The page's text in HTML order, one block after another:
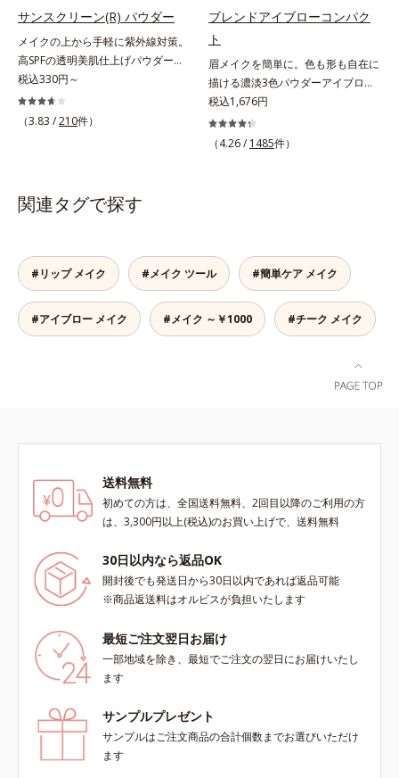
み、ポンポンするだけでキレイが復
活します。リキッド、クッション、
パウダー、どんなファンデーション
の上に重ねてもOK。携帯に便利な
コンパクトタイプです。
出かけする時など、しっかりメイク
サンスクリーン(R) パウダー
メイクの上から手軽に紫外線対策。
高SPFの透明美肌仕上げパウダー。
メイクの上から手を汚さずに紫外線
対策ができるUVカットパウダーで
す。“素肌のようななめらかな軽
が同時にできるお役立ちアイテムで
秘密は「スムースヴェールパウダー
(*1)」にあります。7種の球状粉体
(*2)が凹凸を埋めて、肌に薄いヴェ
ールをかけるようにカバー。さらに
板状粉体が光を反射して、すっぴん
で、日焼け止めが苦手な方にもおす
すめです。水や汗に強いスーパーウ
ォータープルーフ(*4)だから、レジ
シリカ、セルロース、窒化ホウ素配
合＝セミマット肌を叶える球状と板
状の粉体*2 シリカ6種類、セルロー
粉体*4 化粧持ち性能
税込330円～
（3.83 /210件）
ブレンドアイブローコンパク
ト
眉メイクを簡単に。色も形も自在に
描ける濃淡3色パウダーアイブロ
ー。眉は髪の色に合わせると自然。
濃淡3色セットなら、混ぜ方次第で
自分にぴったりの眉色が作れます。
ウダー」の成せるワザ。軽くブラシ
を引くだけで、眉尻ラインまでキレ
イに描け、仕上がりはどこまでもナ
チュラル。汗、皮脂にも強く、描き
税込1,676円
（4.26 / 1485件）
関連タグで探す
#リップ メイク #メイク ツール #簡単ケア メイク
#アイブロー メイク #メイク ～￥1000 #チーク メイク
送料無料
初めての方は、全国送料無料、2回目以降のご利用の方
は、3,300円以上(税込)のお買い上げで、送料無料
30日以内なら返品OK
開封後でも発送日から30日以内であれば返品可能
※商品返送料はオルビスが負担いたします
最短ご注文翌日お届け
一部地域を除き、最短でご注文の翌日にお届けいたし
ます
サンプルプレゼント
サンプルはご注文商品の合計個数までお選びいただけ
ます